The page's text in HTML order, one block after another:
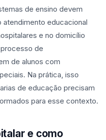
de ensino devem
atendimento educacional
e no domicílio
de
de alunos com
Na prática, isso
de educação precisam
para esse contexto.
e como